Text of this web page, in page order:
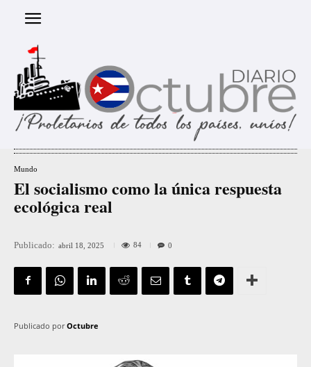
Mundo
El socialismo como la única respuesta
ecológica real
Publicado: abril 18, 2025 84 0
Publicado por Octubre